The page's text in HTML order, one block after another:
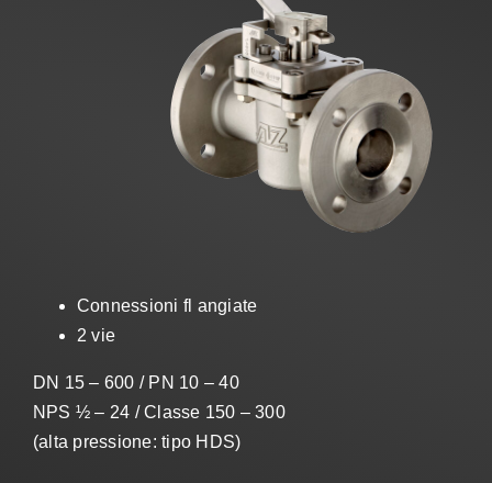
Connessioni fl angiate
2 vie
DN 15 – 600 / PN 10 – 40
NPS ½ – 24 / Classe 150 – 300
(alta pressione: tipo HDS)